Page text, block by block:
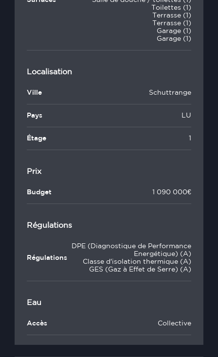
Toilettes (1)
Terrasse (1)
Terrasse (1)
Garage (1)
Garage (1)
Localisation
Ville Schuttrange
Pays LU
Étage
Prix
Budget 1 090 000€
Régulations
Régulations
DPE (Diagnostique de Performance
Energétique) (A)
Classe d'isolation thermique (A)
GES (Gaz à Effet de Serre) (A)
Eau
Accès Collective